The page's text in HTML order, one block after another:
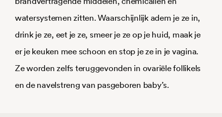
watersystemen zitten. Waarschijnlijk adem je ze in,
drink je ze, eet je ze, smeer je ze op je huid, maak je
er je keuken mee schoon en stop je ze in je vagina.
Ze worden zelfs teruggevonden in ovariële follikels
en de navelstreng van pasgeboren baby’s.